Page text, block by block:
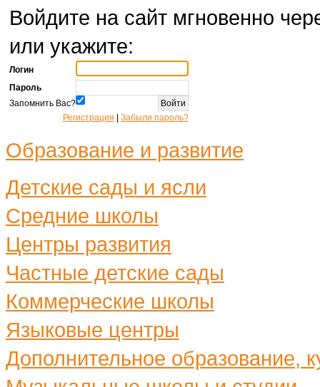
Войдите на сайт мгновенно
или укажите:
Логин
Пароль
Запомнить Вас?
Регистрация
Забыли пароль?
Образование и развитие
Детские сады и ясли
Средние школы
Центры развития
Частные детские сады
Коммерческие школы
Языковые центры
Дополнительное образование,